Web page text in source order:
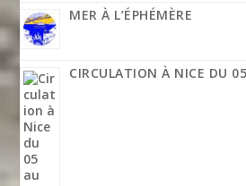
MER À L’ÉPHÉMÈRE
CIRCULATION À NICE DU